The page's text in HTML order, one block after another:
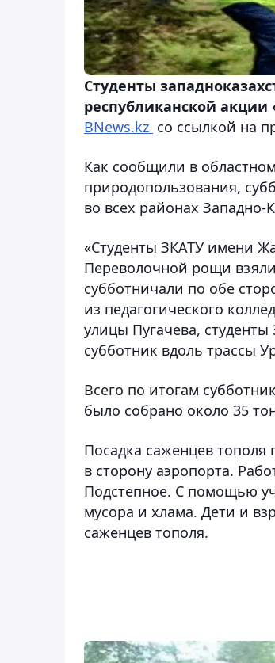
Студенты
республиканской
BNews.kz со ссылкой на
Как сообщили в
природопользования,
во всех районах Западно-
«Студенты ЗКАТУ имени
Переволочной рощи
субботничали по обе
из педагогического
улицы Пугачева,
субботник вдоль трассы
Всего по итогам
было собрано около 35
Посадка саженцев
в сторону аэропорта.
Подстепное. С помощью
мусора и хлама. Дети и
саженцев тополя.